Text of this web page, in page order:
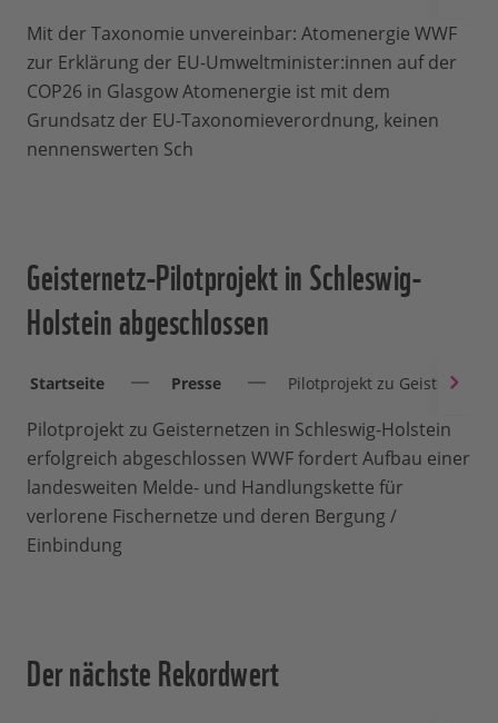
Mit der Taxonomie unvereinbar: Atomenergie WWF
zur Erklärung der EU-Umweltminister:innen auf der
COP26 in Glasgow Atomenergie ist mit dem
Grundsatz der EU-Taxonomieverordnung, keinen
nennenswerten Sch
Geisternetz-Pilotprojekt in Schleswig-
Holstein abgeschlossen
Startseite Presse Pilotprojekt zu
Pilotprojekt zu Geisternetzen in Schleswig-Holstein
erfolgreich abgeschlossen WWF fordert Aufbau einer
landesweiten Melde- und Handlungskette für
verlorene Fischernetze und deren Bergung /
Einbindung
Der nächste Rekordwert